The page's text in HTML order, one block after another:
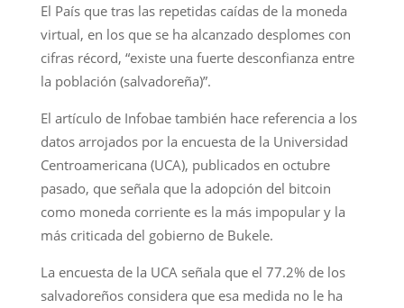
El País que tras las repetidas caídas de la moneda
virtual, en los que se ha alcanzado desplomes con
cifras récord, “existe una fuerte desconfianza entre
la población (salvadoreña)”.
El artículo de Infobae también hace referencia a los
datos arrojados por la encuesta de la Universidad
Centroamericana (UCA), publicados en octubre
pasado, que señala que la adopción del bitcoin
como moneda corriente es la más impopular y la
más criticada del gobierno de Bukele.
La encuesta de la UCA señala que el 77.2% de los
salvadoreños considera que esa medida no le ha